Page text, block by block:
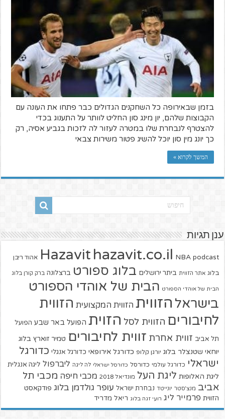
בזמן שבאירופה כל השחקנים הגדולים כבר פתחו את העונה עם
הקבוצות שלהם, יון מינג סון החליט לוותר על התענוג בכדי
להצטרף לנבחרת שלו במטרה לעזור לה לזכות בגביע אסיה, רק
כך יונג מין סון יוכל להשיג פטור משירות צבאי
המשך לקרוא »
ענן תגיות
Hazavit hazavit.co.il NBA podcast אהוד ריבן
בלוג אתר הזווית ביתר ירושלים בלוג ספורט ברצלונה ברק קורן בלוג
הבית של אוהדי הספורט הבית של אוהדי הספורט
בישראל הזווית הזווית המקצועית הזווית
לחיבורים הזווית לסל הזוית הפועל באר שבע הפועל
תל אביב זווית אחרת זווית לחיבורים טמיר זוארץ בלוג
יוחאי שטנצלר בלוג יורגן קלופ כדורגל אירופאי כדורגל אנגלי כדורגל
ישראלי כדורגל עולמי כדורסל כדורסל ישראלי לה ליגה ליברפול ליגה אנגלית
ליגת האלופות ליגת העל מונדיאל 2018 מכבי חיפה מכבי תל
אביב מנצ'סטר יונייטד נבחרת ישראל עופר גולדמן בלוג פודקאסט
הזווית פרמייר ליג רועי זגה בלוג ריאל מדריד